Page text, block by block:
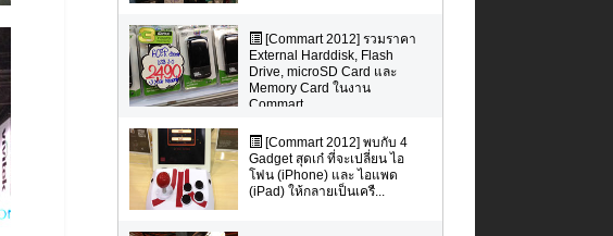
[Commart 2012] รวมราคา
External Harddisk, Flash
Drive, microSD Card และ
Memory Card ในงาน
Commart...
[Commart 2012] พบกับ 4
Gadget สุดเก๋ ที่จะเปลี่ยน ไอ
โฟน (iPhone) และ ไอแพด
(iPad) ให้กลายเป็นเครื...